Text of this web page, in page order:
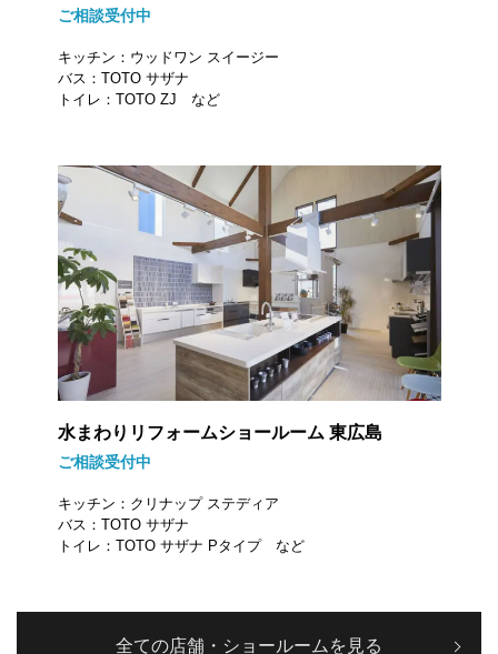
ご相談受付中
キッチン：ウッドワン スイージー
バス：TOTO サザナ
トイレ：TOTO ZJ など
水まわりリフォームショールーム 東広島
ご相談受付中
キッチン：クリナップ ステディア
バス：TOTO サザナ
トイレ：TOTO サザナ Pタイプ など
全ての店舗・ショールームを見る